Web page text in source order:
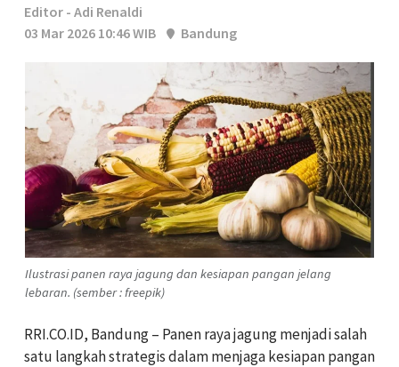
Editor - Adi Renaldi
03 Mar 2026 10:46 WIB
Bandung
Ilustrasi panen raya jagung dan kesiapan pangan jelang
lebaran. (sember : freepik)
RRI.CO.ID, Bandung – Panen raya jagung menjadi salah
satu langkah strategis dalam menjaga kesiapan pangan